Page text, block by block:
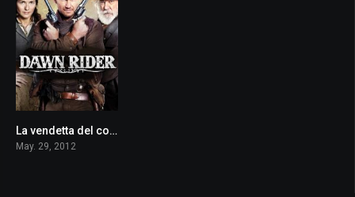
4.9La vendetta del cowboy
May. 29, 2012